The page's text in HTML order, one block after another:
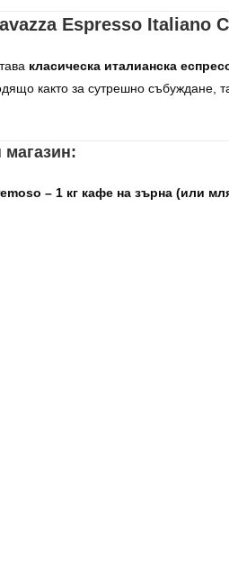
Espresso Italiano
класическа италианска
както за сутрешно събуждане,
магазин:
– 1 кг кафе на зърна (или